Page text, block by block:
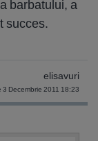
barbatului, a
succes.
elisavuri
3 Decembrie 2011 18:23